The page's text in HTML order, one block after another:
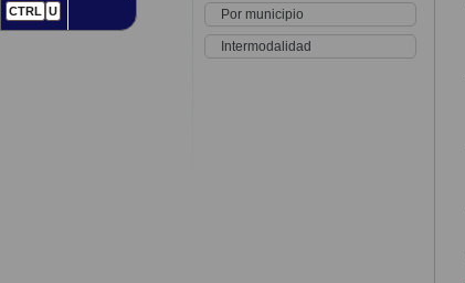
CTRL U Por municipio
Intermodalidad